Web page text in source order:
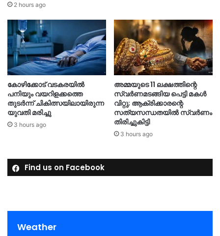
2 hours ago
കോഴിക്കോട് വടകരയിൽ
പനിയും വയറിളക്കത്തെ
തുടർന്ന് ചികിത്സയിലായിരുന്ന
യുവതി മരിച്ചു
3 hours ago
അമ്മയുടെ 11 ലക്ഷത്തിന്റെ
സ്വർണമടങ്ങിയ പെട്ടി മകൾ
വിറ്റു; ആക്രിക്കാരന്റെ
സത്യസന്ധതയിൽ സ്വർണം
തിരിച്ചുകിട്ടി
3 hours ago
Find us on Facebook
Weather